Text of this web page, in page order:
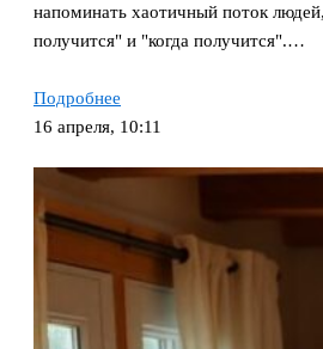
напоминать хаотичный поток
получится" и "когда получится".…
Подробнее
16 апреля, 10:11